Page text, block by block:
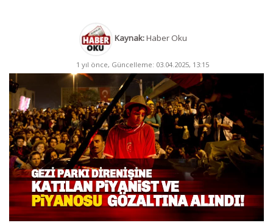
Kaynak:Haber Oku
1 yıl önce, Güncelleme: 03.04.2025, 13:15